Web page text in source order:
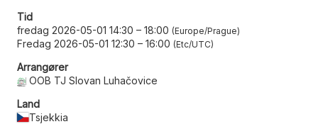
Tid
fredag 2026-05-01 14:30 – 18:00 Europe/Prague
Fredag 2026-05-01 12:30 – 16:00 Etc/UTC
Arrangører
OOB TJ Slovan Luhačovice
Land
Tsjekkia